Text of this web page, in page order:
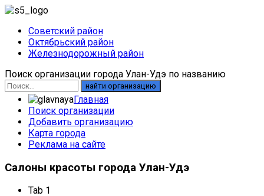
Советский район
Октябрьский район
Железнодорожный район
Поиск организации города Улан-Удэ по названию
найти организацию
Главная
Поиск организации
Добавить организацию
Карта города
Реклама на сайте
Салоны красоты города Улан-Удэ
Tab 1